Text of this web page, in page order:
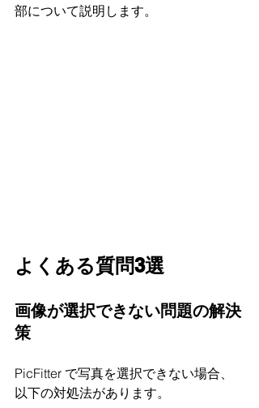
部について説明します。
よくある質問3選
画像が選択できない問題の解決
策
PicFitter で写真を選択できない場合、
以下の対処法があります。